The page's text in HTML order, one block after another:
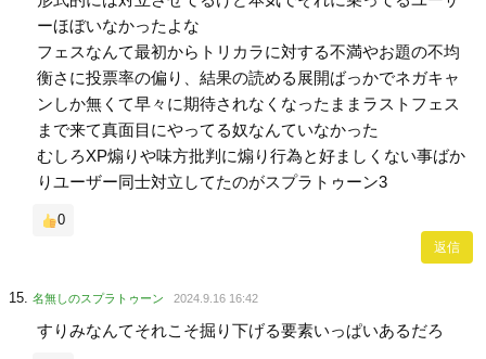
ーほぼいなかったよな
フェスなんて最初からトリカラに対する不満やお題の不均
衡さに投票率の偏り、結果の読める展開ばっかでネガキャ
ンしか無くて早々に期待されなくなったままラストフェス
まで来て真面目にやってる奴なんていなかった
むしろXP煽りや味方批判に煽り行為と好ましくない事ばか
りユーザー同士対立してたのがスプラトゥーン3
0
返信
名無しのスプラトゥーン 2024.9.16 16:42
すりみなんてそれこそ掘り下げる要素いっぱいあるだろ